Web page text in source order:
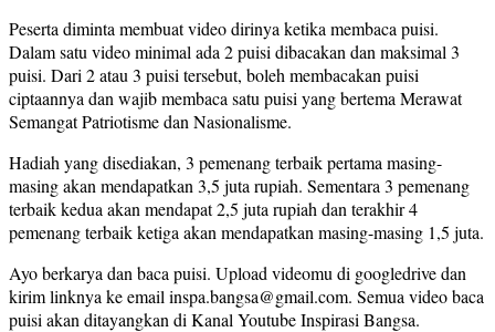
Peserta diminta membuat video dirinya ketika membaca puisi.
Dalam satu video minimal ada 2 puisi dibacakan dan maksimal 3
puisi. Dari 2 atau 3 puisi tersebut, boleh membacakan puisi
ciptaannya dan wajib membaca satu puisi yang bertema Merawat
Semangat Patriotisme dan Nasionalisme.
Hadiah yang disediakan, 3 pemenang terbaik pertama masing-
masing akan mendapatkan 3,5 juta rupiah. Sementara 3 pemenang
terbaik kedua akan mendapat 2,5 juta rupiah dan terakhir 4
pemenang terbaik ketiga akan mendapatkan masing-masing 1,5 juta.
Ayo berkarya dan baca puisi. Upload videomu di googledrive dan
kirim linknya ke email inspa.bangsa@gmail.com. Semua video baca
puisi akan ditayangkan di Kanal Youtube Inspirasi Bangsa.